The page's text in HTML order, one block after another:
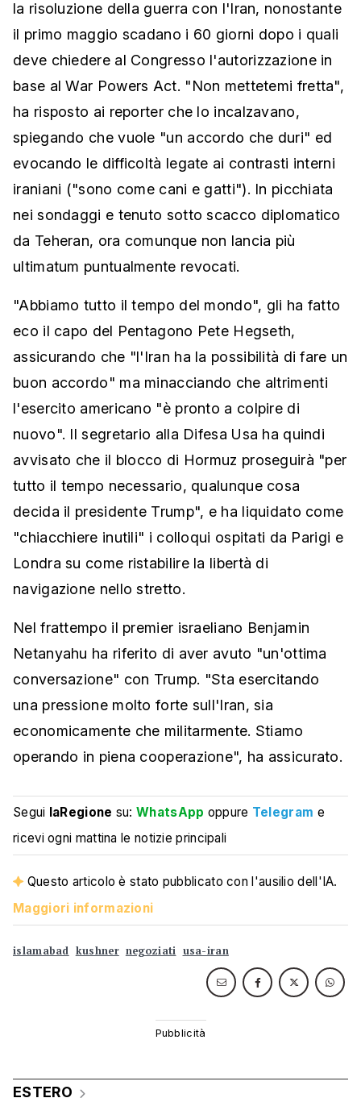
la risoluzione della guerra con l'Iran, nonostante
il primo maggio scadano i 60 giorni dopo i quali
deve chiedere al Congresso l'autorizzazione in
base al War Powers Act. "Non mettetemi fretta",
ha risposto ai reporter che lo incalzavano,
spiegando che vuole "un accordo che duri" ed
evocando le difficoltà legate ai contrasti interni
iraniani ("sono come cani e gatti"). In picchiata
nei sondaggi e tenuto sotto scacco diplomatico
da Teheran, ora comunque non lancia più
ultimatum puntualmente revocati.
"Abbiamo tutto il tempo del mondo", gli ha fatto
eco il capo del Pentagono Pete Hegseth,
assicurando che "l'Iran ha la possibilità di fare un
buon accordo" ma minacciando che altrimenti
l'esercito americano "è pronto a colpire di
nuovo". Il segretario alla Difesa Usa ha quindi
avvisato che il blocco di Hormuz proseguirà "per
tutto il tempo necessario, qualunque cosa
decida il presidente Trump", e ha liquidato come
"chiacchiere inutili" i colloqui ospitati da Parigi e
Londra su come ristabilire la libertà di
navigazione nello stretto.
Nel frattempo il premier israeliano Benjamin
Netanyahu ha riferito di aver avuto "un'ottima
conversazione" con Trump. "Sta esercitando
una pressione molto forte sull'Iran, sia
economicamente che militarmente. Stiamo
operando in piena cooperazione", ha assicurato.
Segui laRegione su:WhatsApp oppure Telegram e
ricevi ogni mattina le notizie principali
Questo articolo è stato pubblicato con l'ausilio dell'IA.
Maggiori informazioni
islamabad kushner negoziati usa-iran
ESTERO